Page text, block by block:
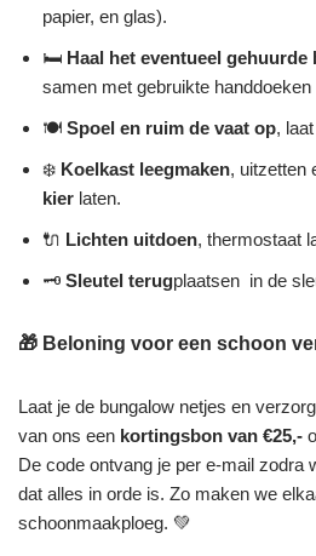
papier, en glas).
🛏️ Haal het eventueel gehuurde
samen met gebruikte handdoeken
🍽️ Spoel en ruim de vaat op,
❄️ Koelkast leegmaken, uitzetten
kier laten.
🔌 Lichten uitdoen, thermostaat
🗝️ Sleutel terugplaatsen in de
🎁 Beloning voor een schoon
Laat je de bungalow netjes en
van ons een kortingsbon van €25,-
De code ontvang je per e-mail zodra
dat alles in orde is. Zo maken we
schoonmaakploeg. 💚